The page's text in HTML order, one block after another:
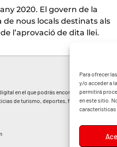
Para ofrecer
y/o acceder a
permitirá
en este sitio.
características
2020. El govern de la
nous locals destinats als
l’aprovació de dita llei.
en el que podrás encontrar noticias de
de turismo, deportes, fiestas regionales,